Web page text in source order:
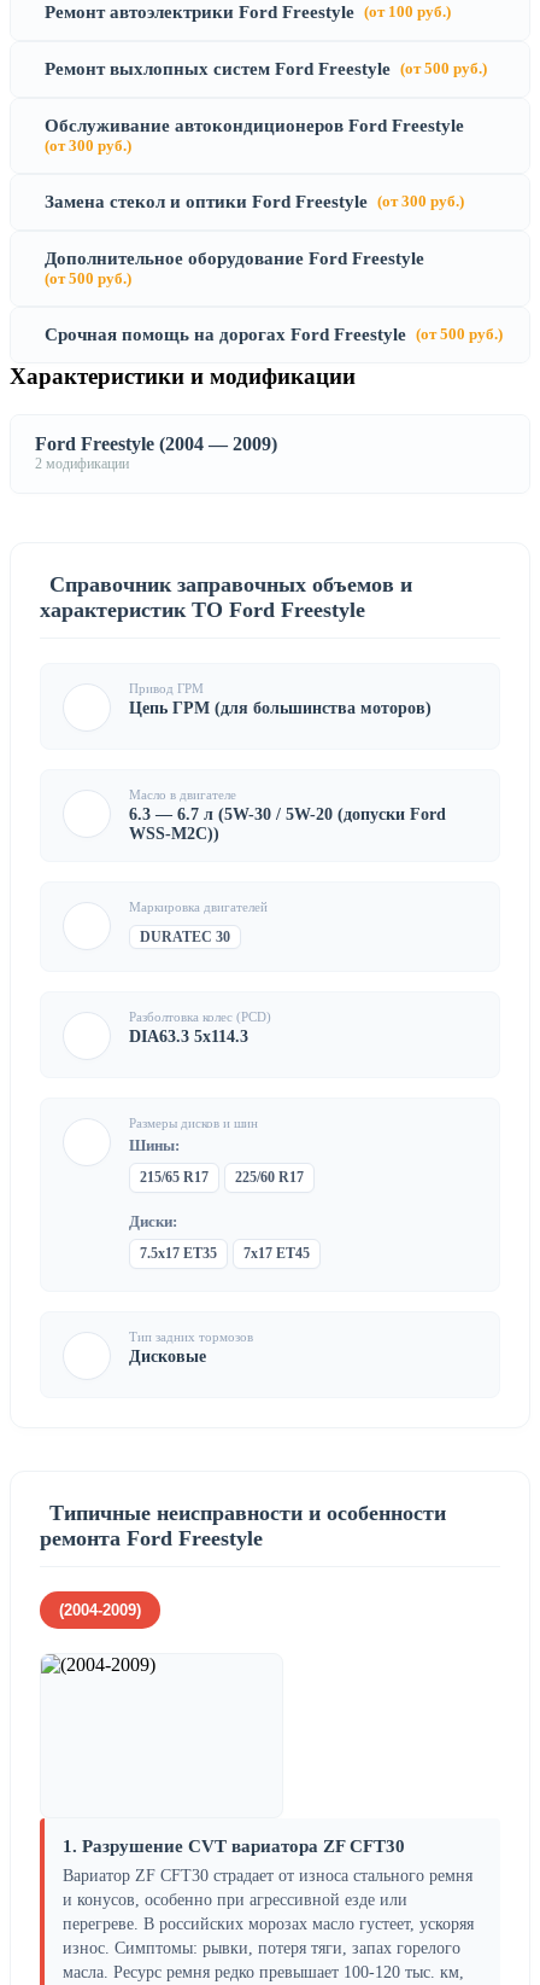
Ремонт автоэлектрики Ford Freestyle (от 100 руб.)
Ремонт выхлопных систем Ford Freestyle (от 500 руб.)
Обслуживание автокондиционеров Ford Freestyle
(от 300 руб.)
Замена стекол и оптики Ford Freestyle (от 300 руб.)
Дополнительное оборудование Ford Freestyle
(от 500 руб.)
Срочная помощь на дорогах Ford Freestyle (от 500 руб.)
Характеристики и модификации
Ford Freestyle (2004 — 2009)
2 модификации
Справочник заправочных объемов и
характеристик ТО Ford Freestyle
Привод ГРМ
Цепь ГРМ (для большинства моторов)
Масло в двигателе
6.3 — 6.7 л (5W-30 / 5W-20 (допуски Ford
WSS-M2C))
Маркировка двигателей
DURATEC 30
Разболтовка колес (PCD)
DIA63.3 5x114.3
Размеры дисков и шин
Шины:
215/65 R17 225/60 R17
Диски:
7.5x17 ET35 7x17 ET45
Тип задних тормозов
Дисковые
Типичные неисправности и особенности
ремонта Ford Freestyle
(2004-2009)
1. Разрушение CVT вариатора ZF CFT30
Вариатор ZF CFT30 страдает от износа стального ремня
и конусов, особенно при агрессивной езде или
перегреве. В российских морозах масло густеет, ускоряя
износ. Симптомы: рывки, потеря тяги, запах горелого
масла. Ресурс ремня редко превышает 100-120 тыс. км,